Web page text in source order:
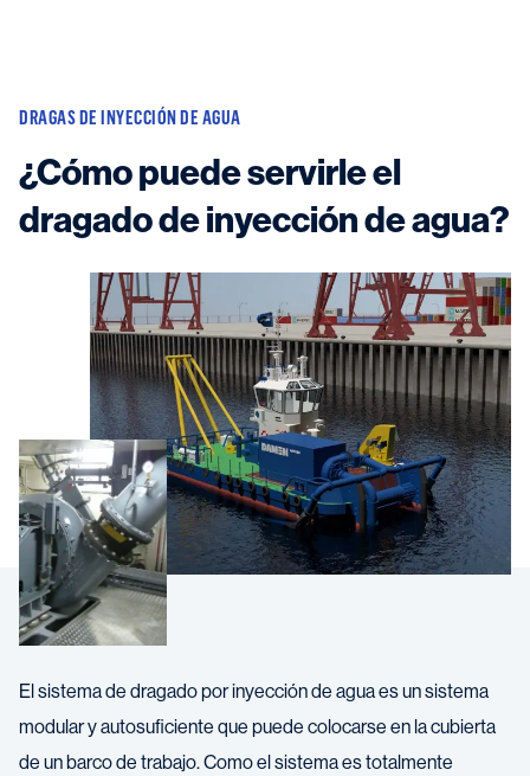
DRAGAS DE INYECCIÓN DE AGUA
¿Cómo puede servirle el
dragado de inyección de agua?
El sistema de dragado por inyección de agua es un sistema
modular y autosuficiente que puede colocarse en la cubierta
de un barco de trabajo. Como el sistema es totalmente